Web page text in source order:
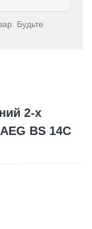
Будьте
2-х
BS 14C